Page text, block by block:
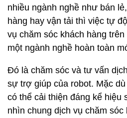
nhiều ngành nghề như bán
hàng hay vận tải thì việc tự
vụ chăm sóc khách hàng
một ngành nghề hoàn toàn
Đó là chăm sóc và tư vấn
sự trợ giúp của robot. Mặc
có thể cải thiện đáng kể hiệu
nhìn chung dịch vụ chăm sóc